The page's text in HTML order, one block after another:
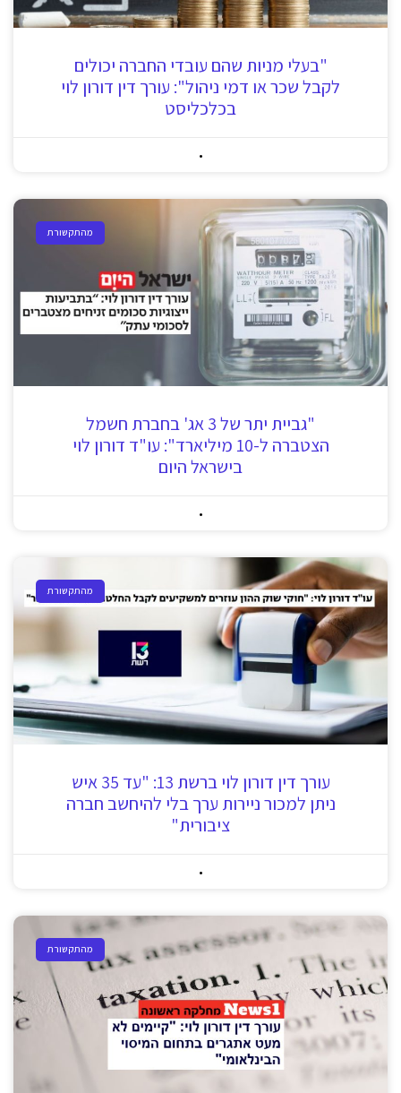
"בעלי מניות שהם עובדי החברה יכולים
לקבל שכר או דמי ניהול": עורך דין דורון לוי
בכלכליסט
מהתקשורת
"גביית יתר של 3 אג' בחברת חשמל
הצטברה ל-10 מיליארד": עו"ד דורון לוי
בישראל היום
מהתקשורת
עורך דין דורון לוי ברשת 13: "עד 35 איש
ניתן למכור ניירות ערך בלי להיחשב חברה
ציבורית"
מהתקשורת